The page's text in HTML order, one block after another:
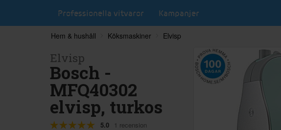
Professionella vitvaror Kampanjer
Hem & hushåll Köksmaskiner Elvisp
Elvisp
Bosch -
MFQ40302
elvisp, turkos
5.0 1 recension